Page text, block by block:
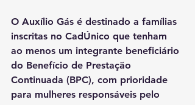
O Auxílio Gás é destinado a famílias
inscritas no CadÚnico que tenham
ao menos um integrante beneficiário
do Benefício de Prestação
Continuada (BPC), com prioridade
para mulheres responsáveis pelo